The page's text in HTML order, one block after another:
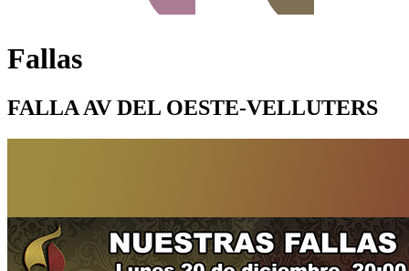
Fallas
FALLA AV DEL OESTE-VELLUTERS